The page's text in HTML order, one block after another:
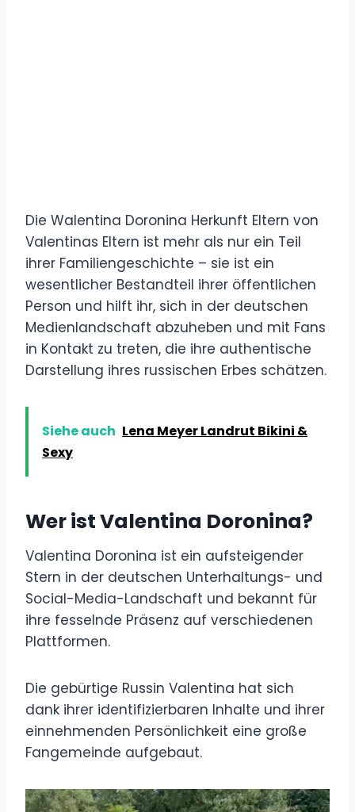
Die Walentina Doronina Herkunft Eltern von
Valentinas Eltern ist mehr als nur ein Teil
ihrer Familiengeschichte – sie ist ein
wesentlicher Bestandteil ihrer öffentlichen
Person und hilft ihr, sich in der deutschen
Medienlandschaft abzuheben und mit Fans
in Kontakt zu treten, die ihre authentische
Darstellung ihres russischen Erbes schätzen.
Siehe auch Lena Meyer Landrut Bikini &
Sexy
Wer ist Valentina Doronina?
Valentina Doronina ist ein aufsteigender
Stern in der deutschen Unterhaltungs- und
Social-Media-Landschaft und bekannt für
ihre fesselnde Präsenz auf verschiedenen
Plattformen.
Die gebürtige Russin Valentina hat sich
dank ihrer identifizierbaren Inhalte und ihrer
einnehmenden Persönlichkeit eine große
Fangemeinde aufgebaut.